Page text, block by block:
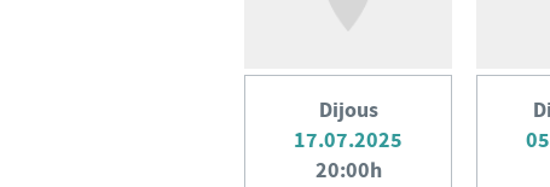
Dijous
17.07.2025
20:00h